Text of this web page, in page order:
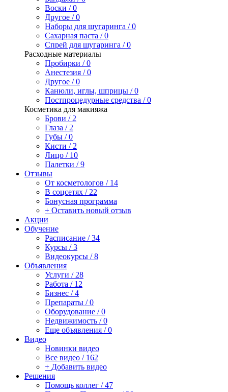
Воски / 0
Другое / 0
Наборы для шугаринга / 0
Сахарная паста / 0
Спрей для шугаринга / 0
Расходные материалы
Пробирки / 0
Анестезия / 0
Другое / 0
Канюли, иглы, шприцы / 0
Постпроцедурные средства / 0
Косметика для макияжа
Брови / 2
Глаза / 2
Губы / 0
Кисти / 2
Лицо / 10
Палетки / 9
Отзывы
От косметологов / 14
В соцсетях / 22
Бонусная программа
+ Оставить новый отзыв
Акции
Обучение
Расписание / 34
Курсы / 3
Видеокурсы / 8
Объявления
Услуги / 28
Работа / 12
Бизнес / 4
Препараты / 0
Оборудование / 0
Недвижимость / 0
Еще объявления / 0
Видео
Новинки видео
Все видео / 162
+ Добавить видео
Решения
Помощь коллег / 47